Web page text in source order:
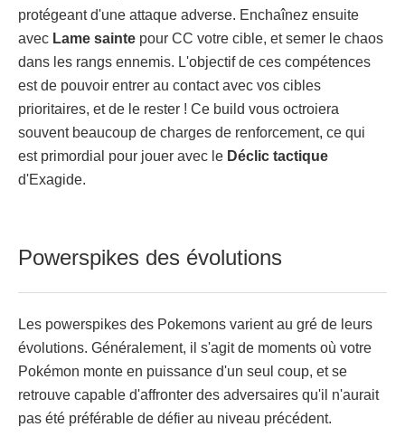
protégeant d'une attaque adverse. Enchaînez ensuite
avec Lame sainte pour CC votre cible, et semer le chaos
dans les rangs ennemis. L'objectif de ces compétences
est de pouvoir entrer au contact avec vos cibles
prioritaires, et de le rester ! Ce build vous octroiera
souvent beaucoup de charges de renforcement, ce qui
est primordial pour jouer avec le Déclic tactique
d'Exagide.
Powerspikes des évolutions
Les powerspikes des Pokemons varient au gré de leurs
évolutions. Généralement, il s'agit de moments où votre
Pokémon monte en puissance d'un seul coup, et se
retrouve capable d'affronter des adversaires qu'il n'aurait
pas été préférable de défier au niveau précédent.